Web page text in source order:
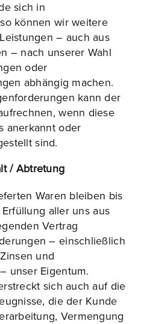
sich in
können wir weitere
– auch aus
– nach unserer Wahl
oder
abhängig machen.
kann der
wenn diese
anerkannt oder
sind.
/ Abtretung
Waren bleiben bis
aller uns aus
Vertrag
– einschließlich
und
unser Eigentum.
sich auch auf die
die der Kunde
Vermengung